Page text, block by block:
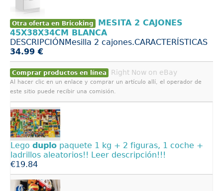
Otra oferta en Bricoking
MESITA 2 CAJONES
45X38X34CM BLANCA
DESCRIPCIÓNMesilla 2 cajones.CARACTERÍSTICAS
34.99 €
Comprar productos en línea Right Now on eBay
Al hacer clic en un enlace y comprar un artículo allí, el operador de
este sitio puede recibir una comisión.
Lego duplo paquete 1 kg + 2 figuras, 1 coche +
ladrillos aleatorios!! Leer descripción!!!
€19.84